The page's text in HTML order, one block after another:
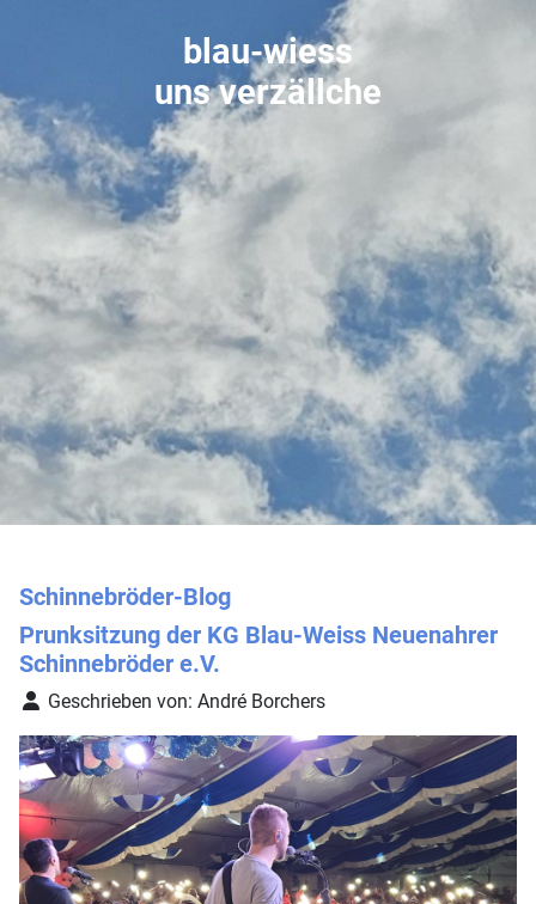
blau-wiess
uns verzällche
Schinnebröder-Blog
Prunksitzung der KG Blau-Weiss Neuenahrer
Schinnebröder e.V.
Geschrieben von: André Borchers